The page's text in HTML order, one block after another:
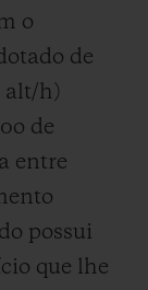
o
de
alt/h )
o de
entre
possui
que lhe